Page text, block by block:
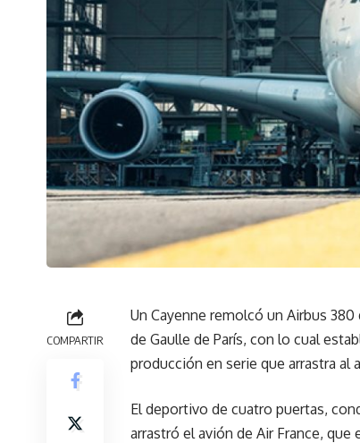
COMPARTIR
Un Cayenne remolcó un Airbus
de Gaulle de París, con lo cual
producción en serie que arrastra al
El deportivo de cuatro puertas,
arrastró el avión de Air France, que